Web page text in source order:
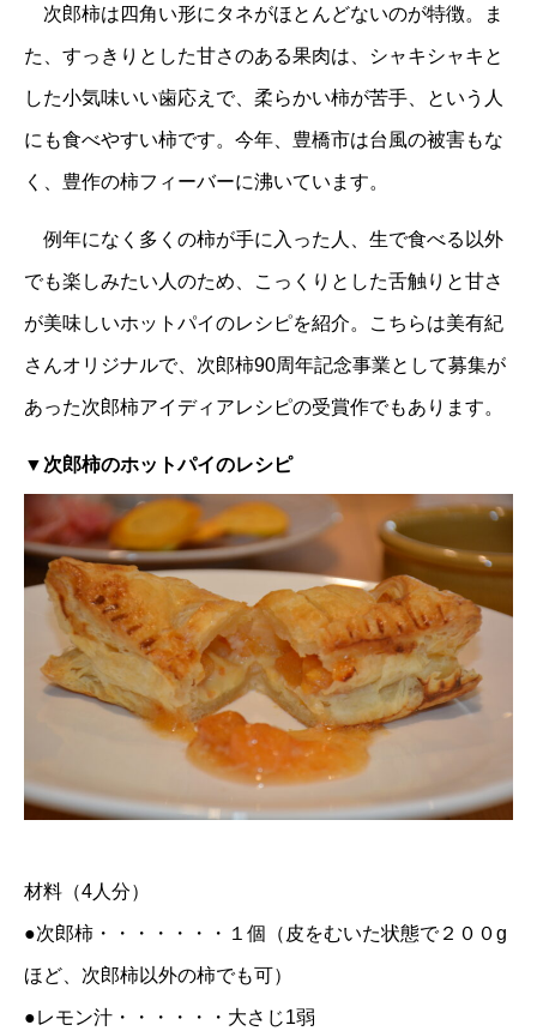
次郎柿は四角い形にタネがほとんどないのが特徴。ま
た、すっきりとした甘さのある果肉は、シャキシャキと
した小気味いい歯応えで、柔らかい柿が苦手、という人
にも食べやすい柿です。今年、豊橋市は台風の被害もな
く、豊作の柿フィーバーに沸いています。
例年になく多くの柿が手に入った人、生で食べる以外
でも楽しみたい人のため、こっくりとした舌触りと甘さ
が美味しいホットパイのレシピを紹介。こちらは美有紀
さんオリジナルで、次郎柿90周年記念事業として募集が
あった次郎柿アイディアレシピの受賞作でもあります。
▼ 次郎柿のホットパイのレシピ
材料（4人分）
●次郎柿・・・・・・・１個（皮をむいた状態で２００g
ほど、次郎柿以外の柿でも可）
●レモン汁・・・・・・大さじ1弱